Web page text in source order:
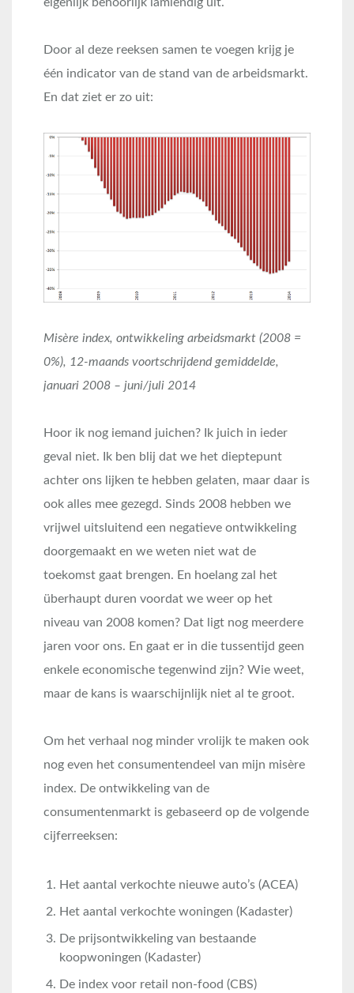
eigenlijk behoorlijk lamlendig uit.
Door al deze reeksen samen te voegen krijg je
één indicator van de stand van de arbeidsmarkt.
En dat ziet er zo uit:
Misère index, ontwikkeling arbeidsmarkt (2008 =
0%), 12-maands voortschrijdend gemiddelde,
januari 2008 – juni/juli 2014
Hoor ik nog iemand juichen? Ik juich in ieder
geval niet. Ik ben blij dat we het dieptepunt
achter ons lijken te hebben gelaten, maar daar is
ook alles mee gezegd. Sinds 2008 hebben we
vrijwel uitsluitend een negatieve ontwikkeling
doorgemaakt en we weten niet wat de
toekomst gaat brengen. En hoelang zal het
überhaupt duren voordat we weer op het
niveau van 2008 komen? Dat ligt nog meerdere
jaren voor ons. En gaat er in die tussentijd geen
enkele economische tegenwind zijn? Wie weet,
maar de kans is waarschijnlijk niet al te groot.
Om het verhaal nog minder vrolijk te maken ook
nog even het consumentendeel van mijn misère
index. De ontwikkeling van de
consumentenmarkt is gebaseerd op de volgende
cijferreeksen:
Het aantal verkochte nieuwe auto’s (ACEA)
Het aantal verkochte woningen (Kadaster)
De prijsontwikkeling van bestaande
koopwoningen (Kadaster)
De index voor retail non-food (CBS)